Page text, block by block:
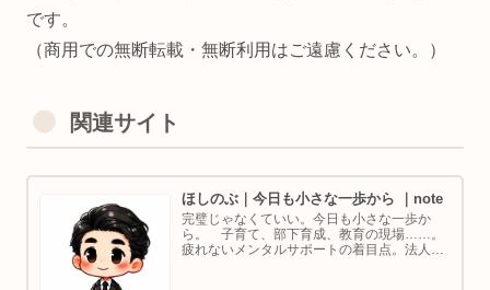
です。
（商用での無断転載・無断利用はご遠慮ください。）
関連サイト
ほしのぶ｜今日も小さな一歩から ｜note
完璧じゃなくていい。今日も小さな一歩か
ら。 子育て、部下育成、教育の現場……。
疲れないメンタルサポートの着目点。法人代